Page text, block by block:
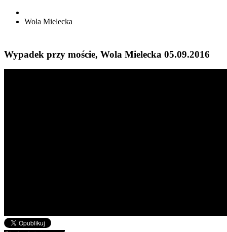
Wola Mielecka
Wypadek przy moście, Wola Mielecka 05.09.2016